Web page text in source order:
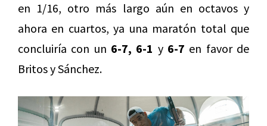
en 1/16, otro más largo aún en octavos y
ahora en cuartos, ya una maratón total que
concluiría con un 6-7, 6-1 y 6-7 en favor de
Britos y Sánchez.